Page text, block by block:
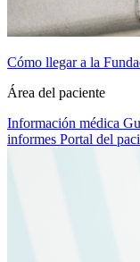
Cómo llegar a la
Área del paciente
Información médica
informes Portal del